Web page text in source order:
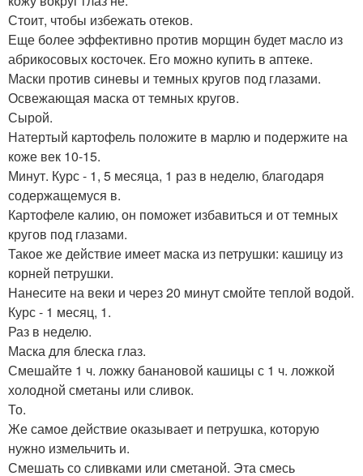
Стоит, чтобы избежать отеков.
Еще более эффективно против морщин будет масло из
абрикосовых косточек. Его можно купить в аптеке.
Маски против синевы и темных кругов под глазами.
Освежающая маска от темных кругов.
Сырой.
Натертый картофель положите в марлю и подержите на
коже век 10-15.
Минут. Курс - 1, 5 месяца, 1 раз в неделю, благодаря
содержащемуся в.
Картофеле калию, он поможет избавиться и от темных
кругов под глазами.
Такое же действие имеет маска из петрушки: кашицу из
корней петрушки.
Нанесите на веки и через 20 минут смойте теплой водой.
Курс - 1 месяц, 1.
Раз в неделю.
Маска для блеска глаз.
Смешайте 1 ч. ложку банановой кашицы с 1 ч. ложкой
холодной сметаны или сливок.
То.
Же самое действие оказывает и петрушка, которую
нужно измельчить и.
Смешать со сливками или сметаной. Эта смесь